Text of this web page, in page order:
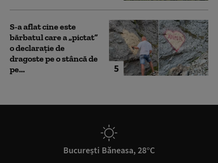
5
S-a aflat cine este
bărbatul care a „pictat”
o declarație de
dragoste pe o stâncă de
pe...
București Băneasa, 28°C